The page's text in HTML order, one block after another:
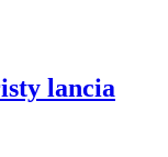
lancia